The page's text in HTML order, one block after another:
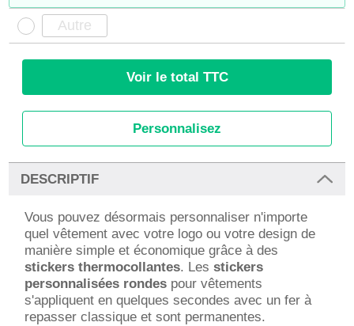
Voir le total TTC
Personnalisez
DESCRIPTIF
Vous pouvez désormais personnaliser n'importe
quel vêtement avec votre logo ou votre design de
manière simple et économique grâce à des
stickers thermocollantes. Lesstickers
personnalisées rondes pour vêtements
s'appliquent en quelques secondes avec un fer à
repasser classique et sont permanentes.